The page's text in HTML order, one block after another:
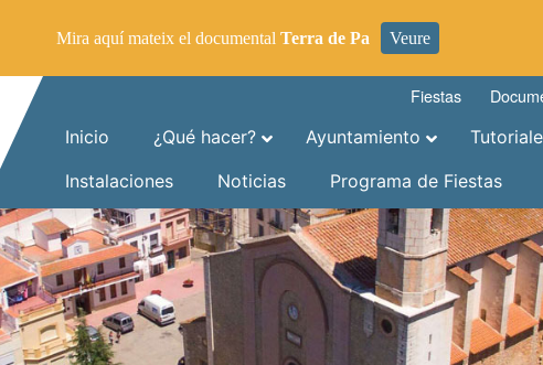
Fiestas
Inicio
¿Qué hacer? Ayuntamiento
Instalaciones
Noticias Programa de Fiestas
Mira aquí mateix el documental Terra de Pa Veure